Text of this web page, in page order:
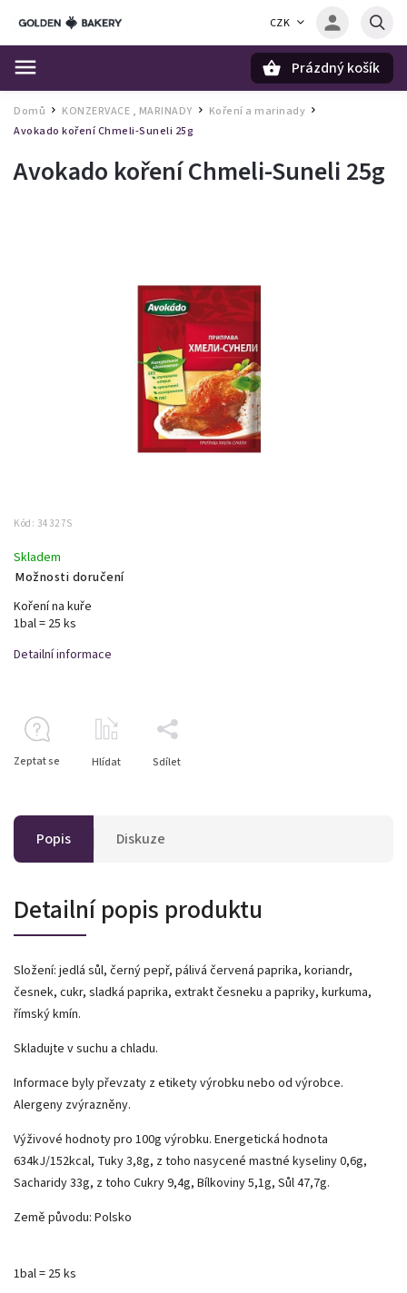
CZK
Prázdný košík
Domů / KONZERVACE , MARINADY Koření a marinady /
Avokado koření Chmeli-Suneli 25g
Avokado koření Chmeli-Suneli 25g
Kód: 34327S
Skladem
Možnosti doručení
Koření na kuře
1bal = 25 ks
Detailní informace
Zeptat se Hlídat Sdílet
Popis Diskuze
Detailní popis produktu
Složení: jedlá sůl, černý pepř, pálivá červená paprika, koriandr,
česnek, cukr, sladká paprika, extrakt česneku a papriky, kurkuma,
římský kmín.
Skladujte v suchu a chladu.
Informace byly převzaty z etikety výrobku nebo od výrobce.
Alergeny zvýrazněny.
Výživové hodnoty pro 100g výrobku. Energetická hodnota
634kJ/152kcal, Tuky 3,8g, z toho nasycené mastné kyseliny 0,6g,
Sacharidy 33g, z toho Cukry 9,4g, Bílkoviny 5,1g, Sůl 47,7g.
Země původu: Polsko
1bal = 25 ks